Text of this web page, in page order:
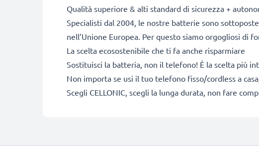
Qualità superiore & alti standard di sicurezza +
Specialisti dal 2004, le nostre batterie sono
nell’Unione Europea. Per questo siamo orgogliosi di
La scelta ecosostenibile che ti fa anche risparmiare
Sostituisci la batteria, non il telefono! È la scelta più
Non importa se usi il tuo telefono fisso/cordless a
Scegli CELLONIC, scegli la lunga durata, non fare